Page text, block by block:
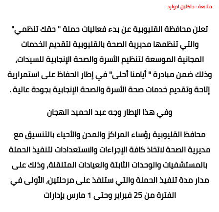
متابعة - جاكلين ادوارد
تعلن محافظة القليوبية عن بدء فعاليات حملة " حقك تنظمي"
والتي تنظمها مديرية الصحة بالقليوبية لتقديم الخدمات
المجانية الموسعة لتنظيم الأسرة والصحة الإنجابية للسيدات،
وذلك ضمن مبادرة " أيامنا أحلى" في إطار الحفاظ على استمرارية
إتاحة وتقديم خدمات صحة الأسرة والصحة الإنجابية بجودة عالية .
وفي هذا الإطار وجه عبد الحميد الهجان
محافظ القليوبية رؤساء المراكز والمدن والأحياء بالتنسيق مع
مديرية الصحة لاتخاذ كافة الإجراءات والاستعدادات لتنفيذ الحملة
بالمستشفيات والوحدات الثابتة والعيادات المتنقلة، وذلك على
مدار مدة تنفيذ الحملة والتي ستنفذ على مرحلتين، الأولى في
الفترة من 25 فبراير وحتى 1 مارس بإدارات